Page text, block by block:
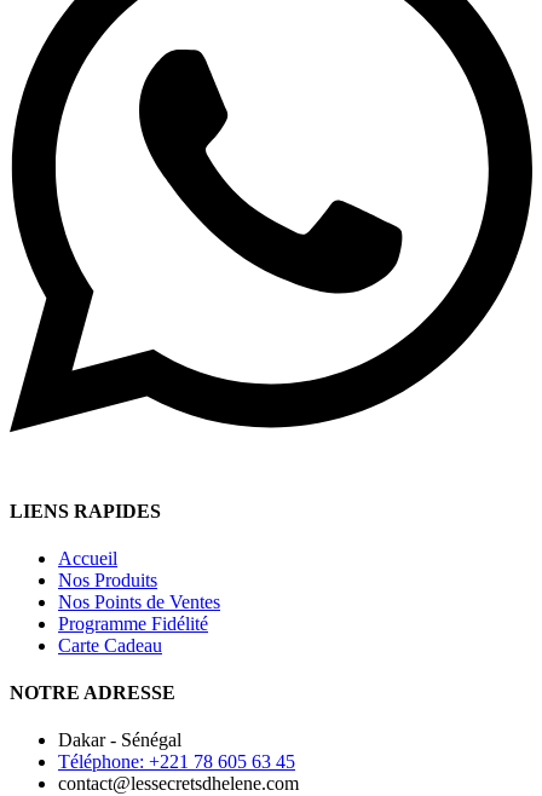
LIENS RAPIDES
Accueil
Nos Produits
Nos Points de Ventes
Programme Fidélité
Carte Cadeau
NOTRE ADRESSE
Dakar - Sénégal
Téléphone: +221 78 605 63 45
contact@lessecretsdhelene.com